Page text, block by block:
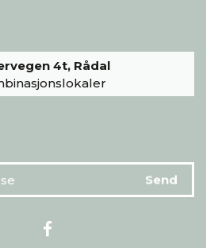
4t, Rådal